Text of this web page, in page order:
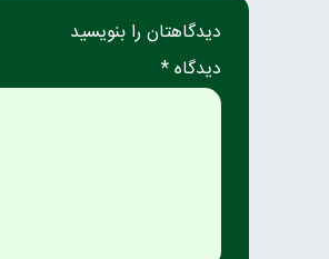
دیدگاهتان را بنویسید
دیدگاه *